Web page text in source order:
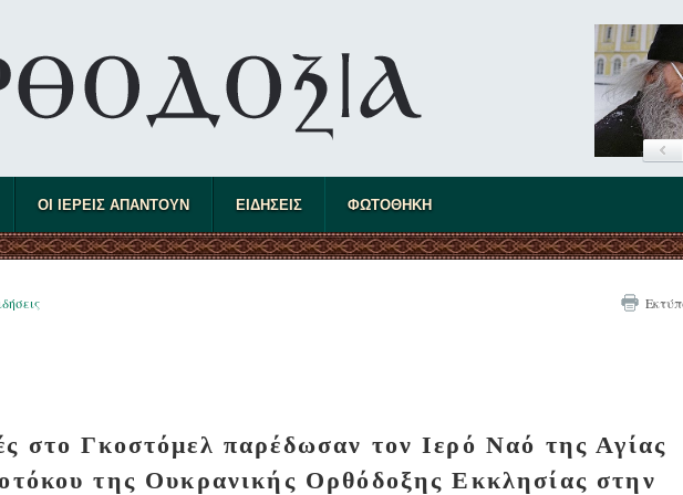
ΟΙ ΙΕΡΕΙΣ ΑΠΑΝΤΟΥΝ ΕΙΔΗΣΕΙΣ ΦΩΤΟΘΗΚΗ
στο Γκοστόμελ παρέδωσαν τον Ιερό Ναό της Αγίας
της Ουκρανικής Ορθόδοξης Εκκλησίας στην